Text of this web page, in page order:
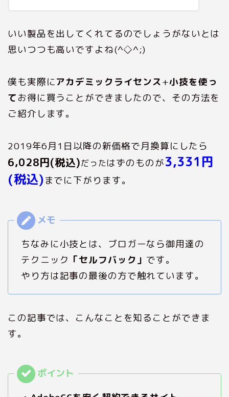
いい製品を出してくれてるのでしょうがないとは
思いつつも高いですよね(^◇^;)
僕も実際にアカデミックライセンス+小技を使っ
てお得に買うことができましたので、その方法を
ご紹介します。
2019年6月1日以降の新価格で月換算にしたら
6,028円(税込)だったはずのものが3,331円
(税込)までに下がります。
ちなみに小技とは、ブロガーなら御用達の
テクニック 「セルフバック」 です。
やり方は記事の最後の方で触れています。
この記事では、こんなことを知ることができま
す。